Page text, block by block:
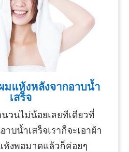
มแห้งหลังจากอาบน้ำ
เสร็จ
วนไม่น้อยเลยทีเดียวที่
าบน้ำเสร็จเราก็จะเอาผ้า
ห้งพอมาดแล้วก็ค่อยๆ